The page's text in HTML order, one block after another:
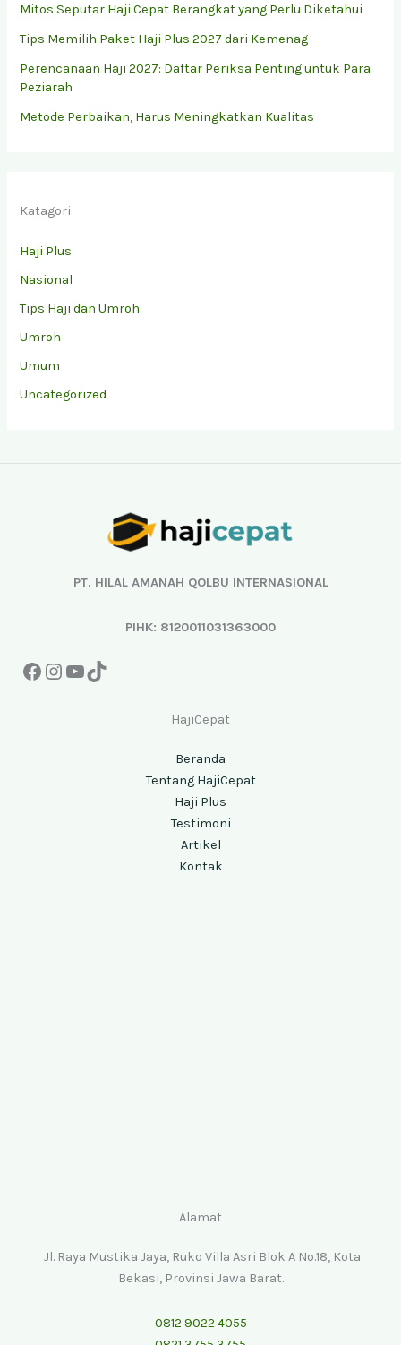
Mitos Seputar Haji Cepat Berangkat yang Perlu Diketahui
Tips Memilih Paket Haji Plus 2027 dari Kemenag
Perencanaan Haji 2027: Daftar Periksa Penting untuk Para
Peziarah
Metode Perbaikan, Harus Meningkatkan Kualitas
Katagori
Haji Plus
Nasional
Tips Haji dan Umroh
Umroh
Umum
Uncategorized
PT. HILAL AMANAH QOLBU INTERNASIONAL
PIHK: 8120011031363000
Instagram
YouTube
TikTok
HajiCepat
Beranda
Tentang HajiCepat
Haji Plus
Testimoni
Artikel
Kontak
Alamat
Jl. Raya Mustika Jaya, Ruko Villa Asri Blok A No.18, Kota
Bekasi, Provinsi Jawa Barat.
0812 9022 4055